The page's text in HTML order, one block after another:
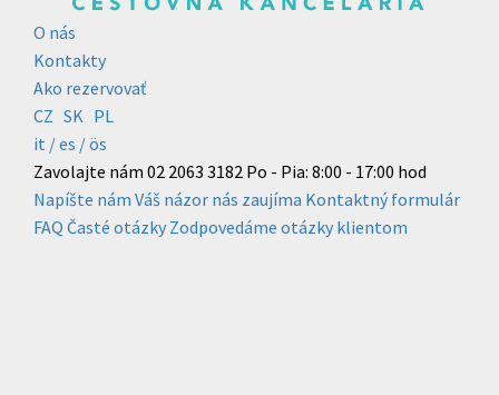
O nás
Kontakty
Ako rezervovať
CZ SK PL
it /es / ös
Zavolajte nám 02 2063 3182 Po - Pia: 8:00 - 17:00 hod
Napíšte nám Váš názor nás zaujíma Kontaktný formulár
FAQ Časté otázky Zodpovedáme otázky klientom